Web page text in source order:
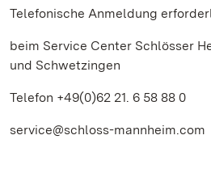
Telefonische Anmeldung
beim Service Center Schlösser
und Schwetzingen
Telefon +49(0)62 21. 6 58 88 0
service@schloss-mannheim.com